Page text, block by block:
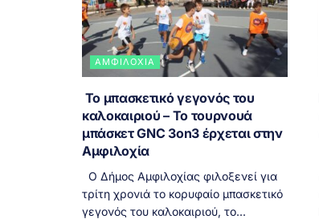
ΑΜΦΙΛΟΧΊΑ
Το μπασκετικό γεγονός του
καλοκαιριού – Το τουρνουά
μπάσκετ GNC 3on3 έρχεται στην
Αμφιλοχία
Ο Δήμος Αμφιλοχίας φιλοξενεί για
τρίτη χρονιά το κορυφαίο μπασκετικό
γεγονός του καλοκαιριού, το...